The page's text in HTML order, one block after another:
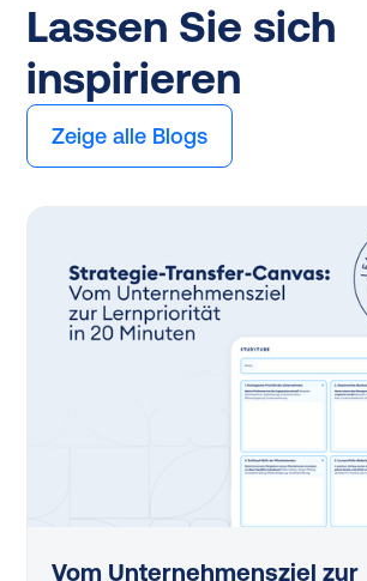
Lassen Sie sich
inspirieren
Zeige alle Blogs
Vom Unternehmensziel zur